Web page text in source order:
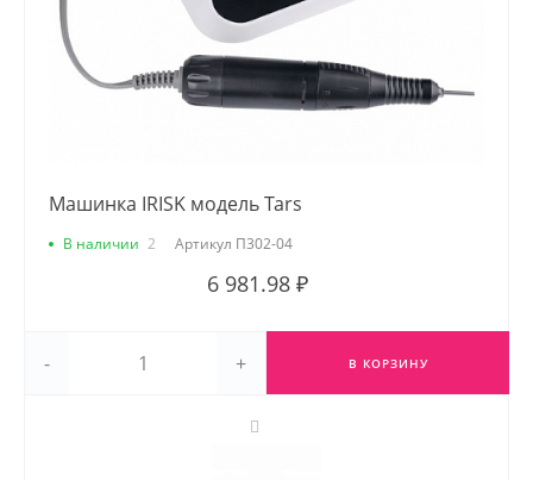
Машинка IRISK модель Tars
В наличии 2 Артикул П302-04
6 981.98 ₽
- + В КОРЗИНУ